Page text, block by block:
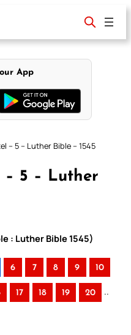
App
– 5 – Luther Bible – 1545
– 5 – Luther
: Luther Bible 1545)
6 7 8 9 10
17 18 19 20 ..